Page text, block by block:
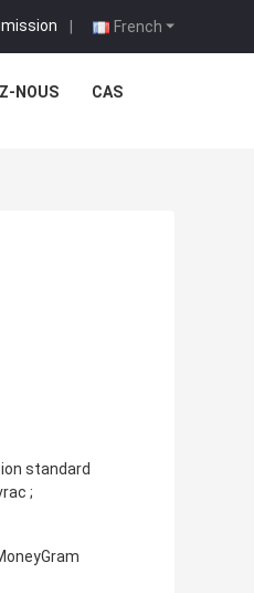
French
|
NOUS CAS
standard
;